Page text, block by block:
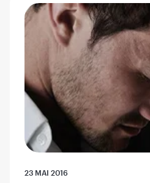
23 MAI 2016